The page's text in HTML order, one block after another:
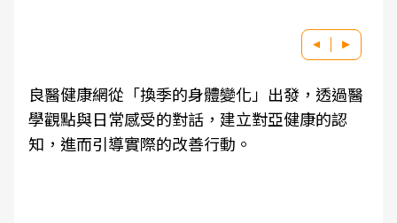
良醫健康網從「換季的身體變化」出發，透過醫
學觀點與日常感受的對話，建立對亞健康的認
知，進而引導實際的改善行動。